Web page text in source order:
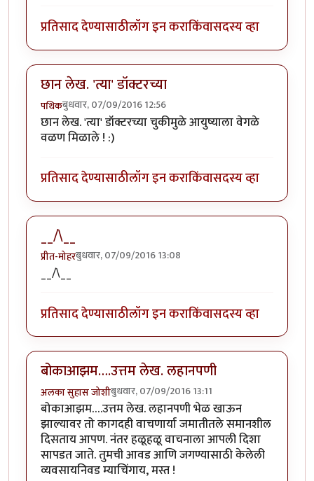
प्रतिसाद देण्यासाठीलॉग इन कराकिंवासदस्य व्हा
छान लेख. 'त्या' डॉक्टरच्या
पथिकबुधवार, 07/09/2016 12:56
छान लेख. 'त्या' डॉक्टरच्या चुकीमुळे आयुष्याला वेगळे
वळण मिळाले ! :)
प्रतिसाद देण्यासाठीलॉग इन कराकिंवासदस्य व्हा
__/\__
प्रीत-मोहरबुधवार, 07/09/2016 13:08
__/\__
प्रतिसाद देण्यासाठीलॉग इन कराकिंवासदस्य व्हा
बोकाआझम….उत्तम लेख. लहानपणी
अलका सुहास जोशीबुधवार, 07/09/2016 13:11
बोकाआझम….उत्तम लेख. लहानपणी भेळ खाऊन
झाल्यावर तो कागदही वाचणार्या जमातीतले समानशील
दिसताय आपण. नंतर हळूहळू वाचनाला आपली दिशा
सापडत जाते. तुमची आवड आणि जगण्यासाठी केलेली
व्यवसायनिवड म्याचिंगाय, मस्त !